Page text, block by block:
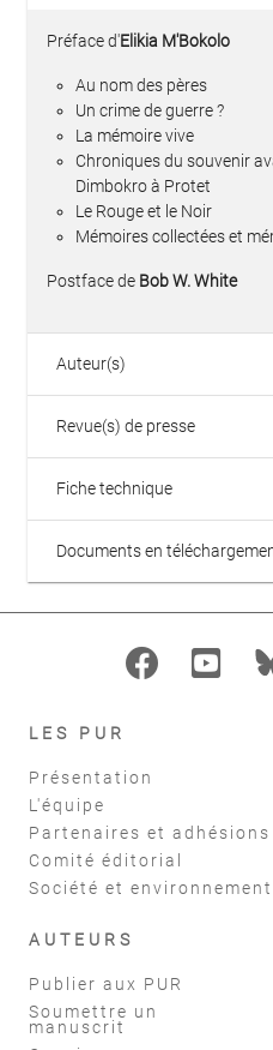
Préface d'Elikia M'Bokolo
Au nom des pères
Un crime de guerre ?
La mémoire vive
Chroniques du souvenir
Dimbokro à Protet
Le Rouge et le Noir
Mémoires collectées et
Postface de Bob W. White
Auteur(s)
Revue(s) de presse
Fiche technique
Documents en
LES PUR
Présentation
L'équipe
Partenaires et adhésions
Comité éditorial
Société et environnement
AUTEURS
Publier aux PUR
Soumettre un
manuscrit